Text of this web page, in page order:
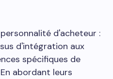
d'acheteur :
d'intégration aux
spécifiques de
abordant leurs